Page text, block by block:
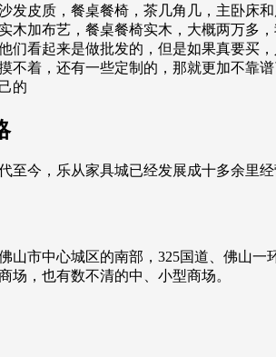
发皮质，餐桌餐椅，茶几角几，主卧
木加布艺，餐桌餐椅实木，大概两万多
们看起来是做批发的，但是如果真要买
不着，还有一些定制的，那就更加不靠
的
至今，乐从家具城已经发展成十多余里
山市中心城区的南部，325国道、佛山
场，也有数不清的中、小型商场。